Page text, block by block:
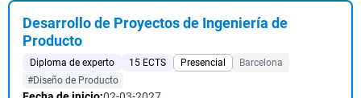
Desarrollo de Proyectos de Ingeniería de
Producto
Diploma de experto 15 ECTS Presencial
Barcelona
#Diseño de Producto